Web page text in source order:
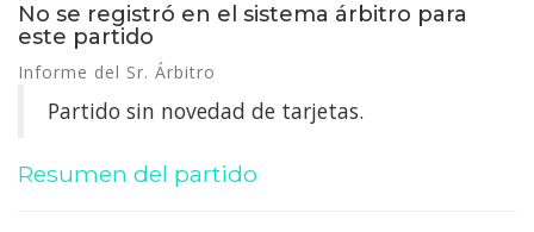
No se registró en el sistema árbitro para
este partido
Informe del Sr. Árbitro
Partido sin novedad de tarjetas.
Resumen del partido